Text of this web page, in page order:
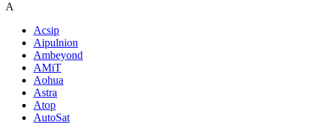
A
Acsip
Aipulnion
Ambeyond
AMiT
Aohua
Astra
Atop
AutoSat